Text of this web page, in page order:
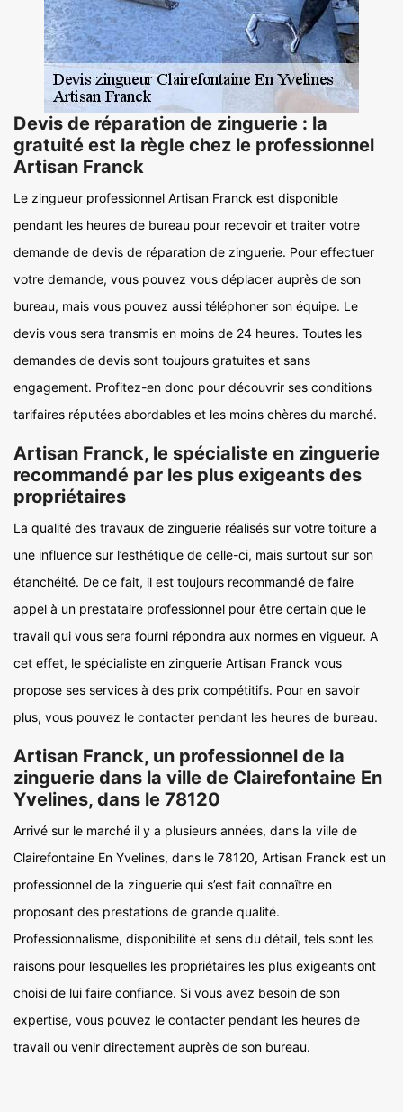
Devis de réparation de zinguerie : la
gratuité est la règle chez le professionnel
Artisan Franck
Le zingueur professionnel Artisan Franck est disponible
pendant les heures de bureau pour recevoir et traiter votre
demande de devis de réparation de zinguerie. Pour effectuer
votre demande, vous pouvez vous déplacer auprès de son
bureau, mais vous pouvez aussi téléphoner son équipe. Le
devis vous sera transmis en moins de 24 heures. Toutes les
demandes de devis sont toujours gratuites et sans
engagement. Profitez-en donc pour découvrir ses conditions
tarifaires réputées abordables et les moins chères du marché.
Artisan Franck, le spécialiste en zinguerie
recommandé par les plus exigeants des
propriétaires
La qualité des travaux de zinguerie réalisés sur votre toiture a
une influence sur l’esthétique de celle-ci, mais surtout sur son
étanchéité. De ce fait, il est toujours recommandé de faire
appel à un prestataire professionnel pour être certain que le
travail qui vous sera fourni répondra aux normes en vigueur. A
cet effet, le spécialiste en zinguerie Artisan Franck vous
propose ses services à des prix compétitifs. Pour en savoir
plus, vous pouvez le contacter pendant les heures de bureau.
Artisan Franck, un professionnel de la
zinguerie dans la ville de Clairefontaine En
Yvelines, dans le 78120
Arrivé sur le marché il y a plusieurs années, dans la ville de
Clairefontaine En Yvelines, dans le 78120, Artisan Franck est un
professionnel de la zinguerie qui s’est fait connaître en
proposant des prestations de grande qualité.
Professionnalisme, disponibilité et sens du détail, tels sont les
raisons pour lesquelles les propriétaires les plus exigeants ont
choisi de lui faire confiance. Si vous avez besoin de son
expertise, vous pouvez le contacter pendant les heures de
travail ou venir directement auprès de son bureau.